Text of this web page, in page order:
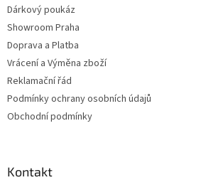
Dárkový poukáz
Showroom Praha
Doprava a Platba
Vrácení a Výměna zboží
Reklamační řád
Podmínky ochrany osobních údajů
Obchodní podmínky
Kontakt